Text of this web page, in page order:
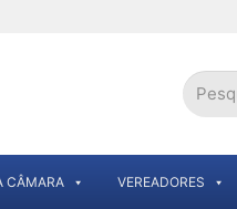
CÂMARA VEREADORES